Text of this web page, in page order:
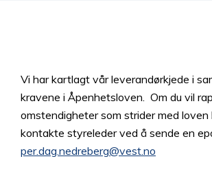
Vi har kartlagt vår leverandørkjede i
kravene i Åpenhetsloven. Om du vil
omstendigheter som strider med loven
kontakte styreleder ved å sende en
per.dag.nedreberg@vest.no